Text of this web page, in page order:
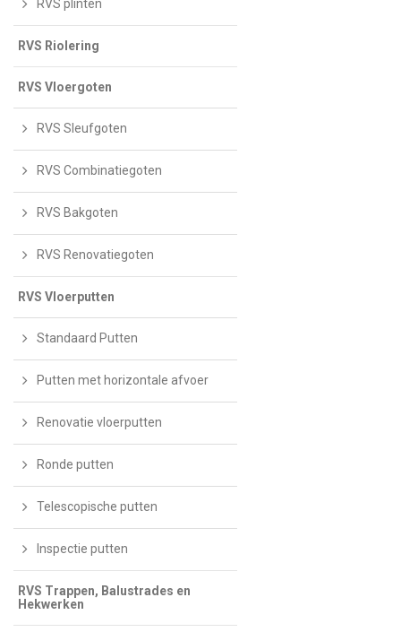
RVS plinten
RVS Riolering
RVS Vloergoten
RVS Sleufgoten
RVS Combinatiegoten
RVS Bakgoten
RVS Renovatiegoten
RVS Vloerputten
Standaard Putten
Putten met horizontale afvoer
Renovatie vloerputten
Ronde putten
Telescopische putten
Inspectie putten
RVS Trappen, Balustrades en
Hekwerken